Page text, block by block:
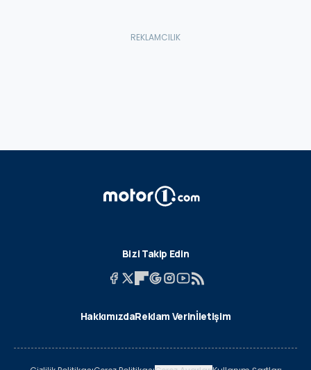
Bizi Takip Edin
HakkımızdaReklam Verinİletişim